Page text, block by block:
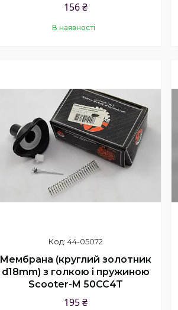
156 ₴
В наявності
44-05072
Мембрана (круглий золотник
d18mm) з голкою і пружиною
Scooter-M 50CC4T
195 ₴